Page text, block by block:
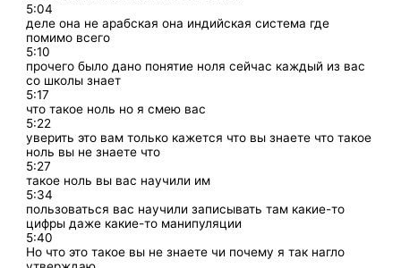
5:04
деле она не арабская она индийская система где
помимо всего
5:10
прочего было дано понятие ноля сейчас каждый из вас
со школы знает
5:17
что такое ноль но я смею вас
5:22
уверить это вам только кажется что вы знаете что такое
ноль вы не знаете что
5:27
такое ноль вы вас научили им
5:34
пользоваться вас научили записывать там какие-то
цифры даже какие-то манипуляции
5:40
Но что это такое вы не знаете чи почему я так нагло